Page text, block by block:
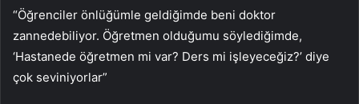
“Öğrenciler önlüğümle geldiğimde beni doktor
zannedebiliyor. Öğretmen olduğumu söylediğimde,
‘Hastanede öğretmen mi var? Ders mi işleyeceğiz?’ diye
çok seviniyorlar”